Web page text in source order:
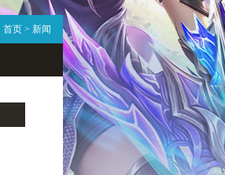
首页 > 新闻